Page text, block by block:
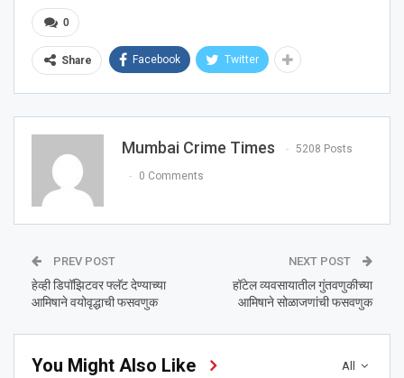
0
Share Facebook Twitter
Mumbai Crime Times 5208 Posts
0 Comments
PREV POST
हेव्ही डिपॉझिटवर फ्लॅट देण्याच्या
आमिषाने वयोवृद्धाची फसवणुक
NEXT POST
हॉटेल व्यवसायातील गुंतवणुकीच्या
आमिषाने सोळाजणांची फसवणुक
All
You Might Also Like